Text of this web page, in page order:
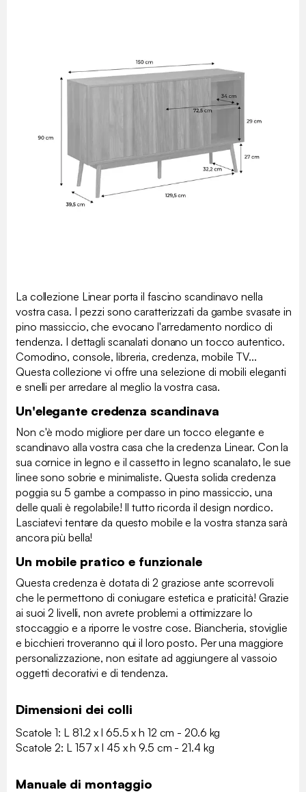
La collezione Linear porta il fascino scandinavo nella
vostra casa. I pezzi sono caratterizzati da gambe svasate in
pino massiccio, che evocano l'arredamento nordico di
tendenza. I dettagli scanalati donano un tocco autentico.
Comodino, console, libreria, credenza, mobile TV...
Questa collezione vi offre una selezione di mobili eleganti
e snelli per arredare al meglio la vostra casa.
Un'elegante credenza scandinava
Non c'è modo migliore per dare un tocco elegante e
scandinavo alla vostra casa che la credenza Linear. Con la
sua cornice in legno e il cassetto in legno scanalato, le sue
linee sono sobrie e minimaliste. Questa solida credenza
poggia su 5 gambe a compasso in pino massiccio, una
delle quali è regolabile! Il tutto ricorda il design nordico.
Lasciatevi tentare da questo mobile e la vostra stanza sarà
ancora più bella!
Un mobile pratico e funzionale
Questa credenza è dotata di 2 graziose ante scorrevoli
che le permettono di coniugare estetica e praticità! Grazie
ai suoi 2 livelli, non avrete problemi a ottimizzare lo
stoccaggio e a riporre le vostre cose. Biancheria, stoviglie
e bicchieri troveranno qui il loro posto. Per una maggiore
personalizzazione, non esitate ad aggiungere al vassoio
oggetti decorativi e di tendenza.
Dimensioni dei colli
Scatole 1: L 81.2 x l 65.5 x h 12 cm - 20.6 kg
Scatole 2: L 157 x l 45 x h 9.5 cm - 21.4 kg
Manuale di montaggio